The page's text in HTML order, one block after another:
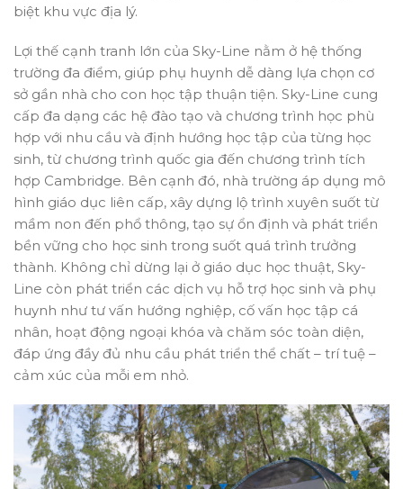
biệt khu vực địa lý.
Lợi thế cạnh tranh lớn của Sky-Line nằm ở hệ thống
trường đa điểm, giúp phụ huynh dễ dàng lựa chọn cơ
sở gần nhà cho con học tập thuận tiện. Sky-Line cung
cấp đa dạng các hệ đào tạo và chương trình học phù
hợp với nhu cầu và định hướng học tập của từng học
sinh, từ chương trình quốc gia đến chương trình tích
hợp Cambridge. Bên cạnh đó, nhà trường áp dụng mô
hình giáo dục liên cấp, xây dựng lộ trình xuyên suốt từ
mầm non đến phổ thông, tạo sự ổn định và phát triển
bền vững cho học sinh trong suốt quá trình trưởng
thành. Không chỉ dừng lại ở giáo dục học thuật, Sky-
Line còn phát triển các dịch vụ hỗ trợ học sinh và phụ
huynh như tư vấn hướng nghiệp, cố vấn học tập cá
nhân, hoạt động ngoại khóa và chăm sóc toàn diện,
đáp ứng đầy đủ nhu cầu phát triển thể chất – trí tuệ –
cảm xúc của mỗi em nhỏ.